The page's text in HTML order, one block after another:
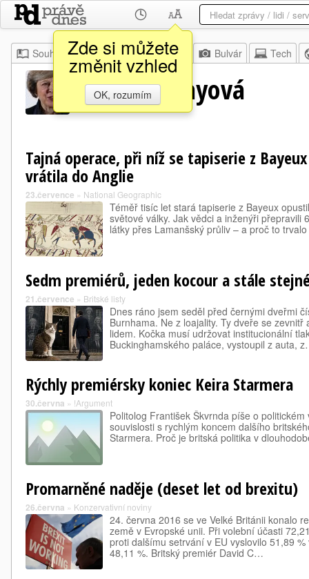
Zde si můžete
změnit vzhled
OK, rozumím
Souhrn Moje Z domova Bulvár Tech
Theresa Mayová
Tajná operace, při níž se tapiserie z
vrátila do Anglie
23.července » National Geographic
Téměř tisíc let stará tapiserie z Bayeux
světové války. Jak vědci a inženýři přepravili
látky přes Lamanšský průliv – a proč to
Sedm premiérů, jeden kocour a stále
21.července » Britské listy
Dnes ráno jsem seděl před černými dveřmi
Burnhama. Ne z loajality. Ty dveře se
lidem. Kočka musí udržovat institucionální
Buckinghamského paláce, vystoupil z auta,
Rýchly premiérsky koniec Keira Starmera
30.června » !Argument
Politolog František Škvrnda píše o politickém
souvislosti s rychlým koncem dalšího
Starmera. Proč je britská politika v
Promarněné naděje (deset let od brexitu)
26.června » Konzervativní noviny
24. června 2016 se ve Velké Británii konalo
země v Evropské unii. Při volební účasti
proti dalšímu setrvání v EU vyslovilo 51,89
48,11 %. Britský premiér David C…